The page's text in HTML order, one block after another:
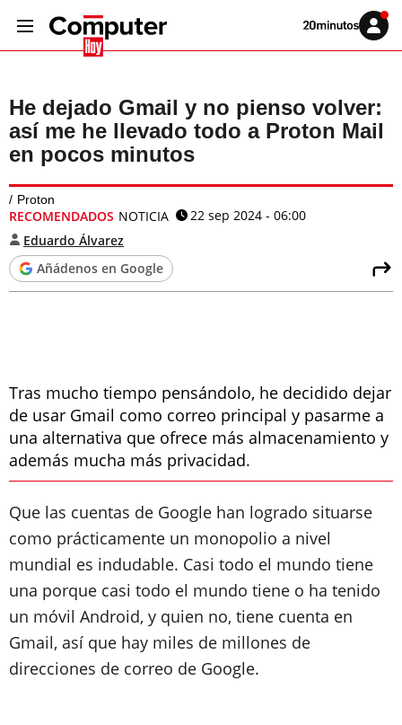
Volver
Iniciar
sesión
He dejado Gmail y no pienso volver:
así me he llevado todo a Proton Mail
en pocos minutos
Proton
RECOMENDADOS NOTICIA
22 sep 2024 - 06:00
Eduardo Álvarez
Añádenos en Google
Tras mucho tiempo pensándolo, he decidido dejar
de usar Gmail como correo principal y pasarme a
una alternativa que ofrece más almacenamiento y
además mucha más privacidad.
Que las cuentas de Google han logrado situarse
como prácticamente un monopolio a nivel
mundial es indudable. Casi todo el mundo tiene
una porque casi todo el mundo tiene o ha tenido
un móvil Android, y quien no, tiene cuenta en
Gmail, así que hay miles de millones de
direcciones de correo de Google.